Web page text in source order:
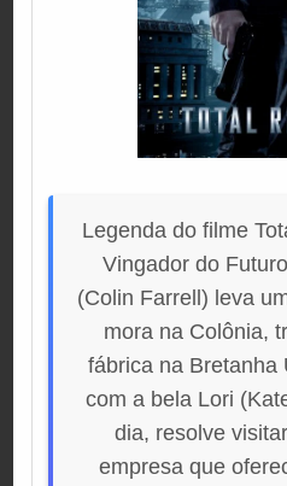
Legenda do filme
Vingador do
(Colin Farrell) leva
mora na Colônia,
fábrica na Bretanha
com a bela Lori
dia, resolve
empresa que